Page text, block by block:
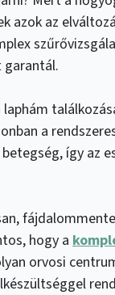
azok az
garantál.
a
így az
hogy a
orvosi